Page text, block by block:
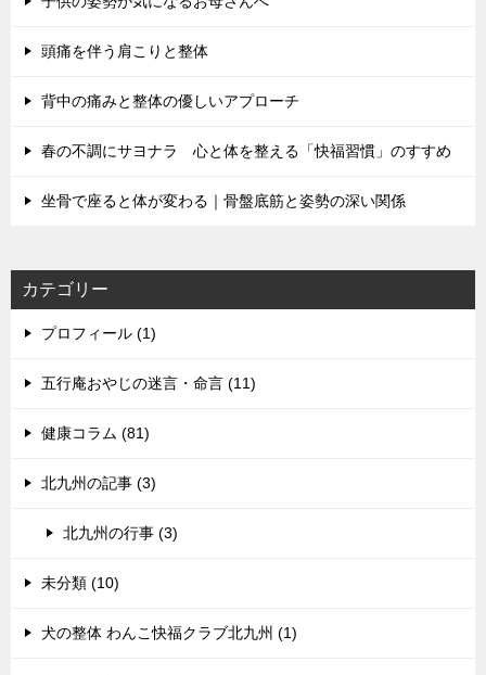
頭痛を伴う肩こりと整体
背中の痛みと整体の優しいアプローチ
春の不調にサヨナラ 心と体を整える「快福習慣」のすすめ
坐骨で座ると体が変わる｜骨盤底筋と姿勢の深い関係
カテゴリー
プロフィール (1)
五行庵おやじの迷言・命言 (11)
健康コラム (81)
北九州の記事 (3)
北九州の行事 (3)
未分類 (10)
犬の整体 わんこ快福クラブ北九州 (1)